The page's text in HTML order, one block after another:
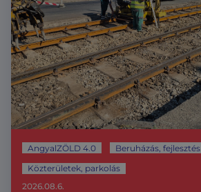
AngyalZÖLD 4.0
Beruházás, fejlesztés
Közterületek, parkolás
2026.08.6.